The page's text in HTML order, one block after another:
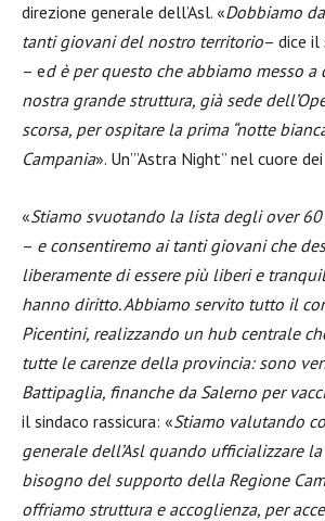
direzione generale dell’Asl. «Dobbiamo
tanti giovani del nostro territorio– dice il
– ed è per questo che abbiamo messo
nostra grande struttura, già sede
scorsa, per ospitare la prima “notte
Campania». Un’”Astra Night” nel cuore
«Stiamo svuotando la lista degli over 60
– e consentiremo ai tanti giovani che
liberamente di essere più liberi e
hanno diritto. Abbiamo servito tutto il
Picentini, realizzando un hub centrale
tutte le carenze della provincia: sono
Battipaglia, finanche da Salerno per
il sindaco rassicura: «Stiamo valutando
generale dell’Asl quando ufficializzare
bisogno del supporto della Regione
offriamo struttura e accoglienza, per